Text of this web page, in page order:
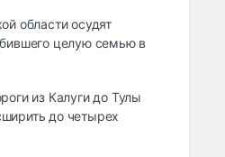
области осудят
целую семью в
из Калуги до Тулы
до четырех